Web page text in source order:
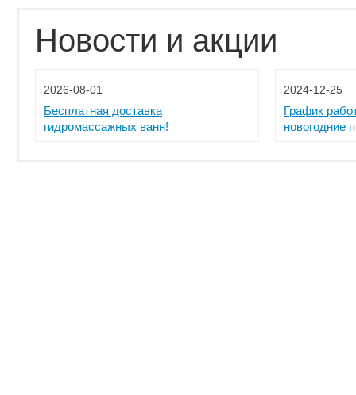
Новости и акции
2026-08-01
Бесплатная доставка
гидромассажных ванн!
2024-12-25
График
новогодние